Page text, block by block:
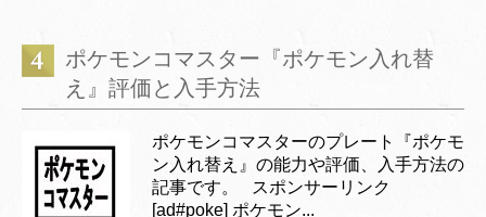
ポケモンコマスター『ポケモン入れ替
え』評価と入手方法
ポケモンコマスターのプレート『ポケモ
ン入れ替え』の能力や評価、入手方法の
記事です。 スポンサーリンク
[ad#poke] ポケモン...